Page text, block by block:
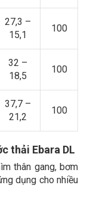
27,3 –
15,1
100
32 –
18,5
100
37,7 –
21,2
100
thải Ebara DL
thân gang, bơm
dụng cho nhiều